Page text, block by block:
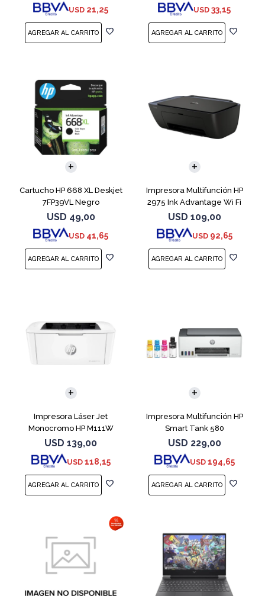
USD 21,25 USD 33,15
Cartucho HP 668 XL Deskjet
7FP39VL Negro
USD 49,00
USD 41,65
Impresora Multifunción HP
2975 Ink Advantage Wi Fi
USD 109,00
USD 92,65
Impresora Láser Jet
Monocromo HP M111W
USD 139,00
USD 118,15
Impresora Multifunción HP
Smart Tank 580
USD 229,00
USD 194,65